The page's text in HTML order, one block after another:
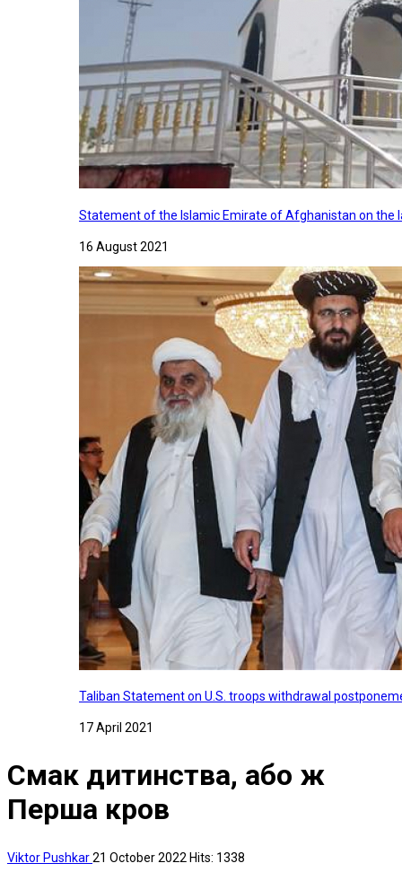
Statement of the Islamic Emirate of Afghanistan on
16 August 2021
Taliban Statement on U.S. troops withdrawal
17 April 2021
Смак дитинства, або ж
Перша кров
Viktor Pushkar21 October 2022 Hits: 1338